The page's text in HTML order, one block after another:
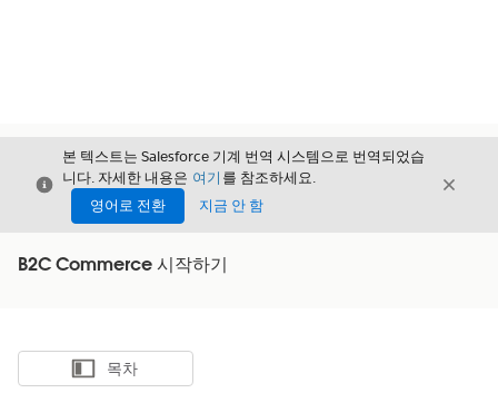
닫기
본 텍스트는 Salesforce 기계 번역 시스템으로 번역되었습
니다. 자세한 내용은 여기 를 참조하세요.
영어로 전환
지금 안 함
닫기
B2C Commerce 시작하기
목차 표시
목차